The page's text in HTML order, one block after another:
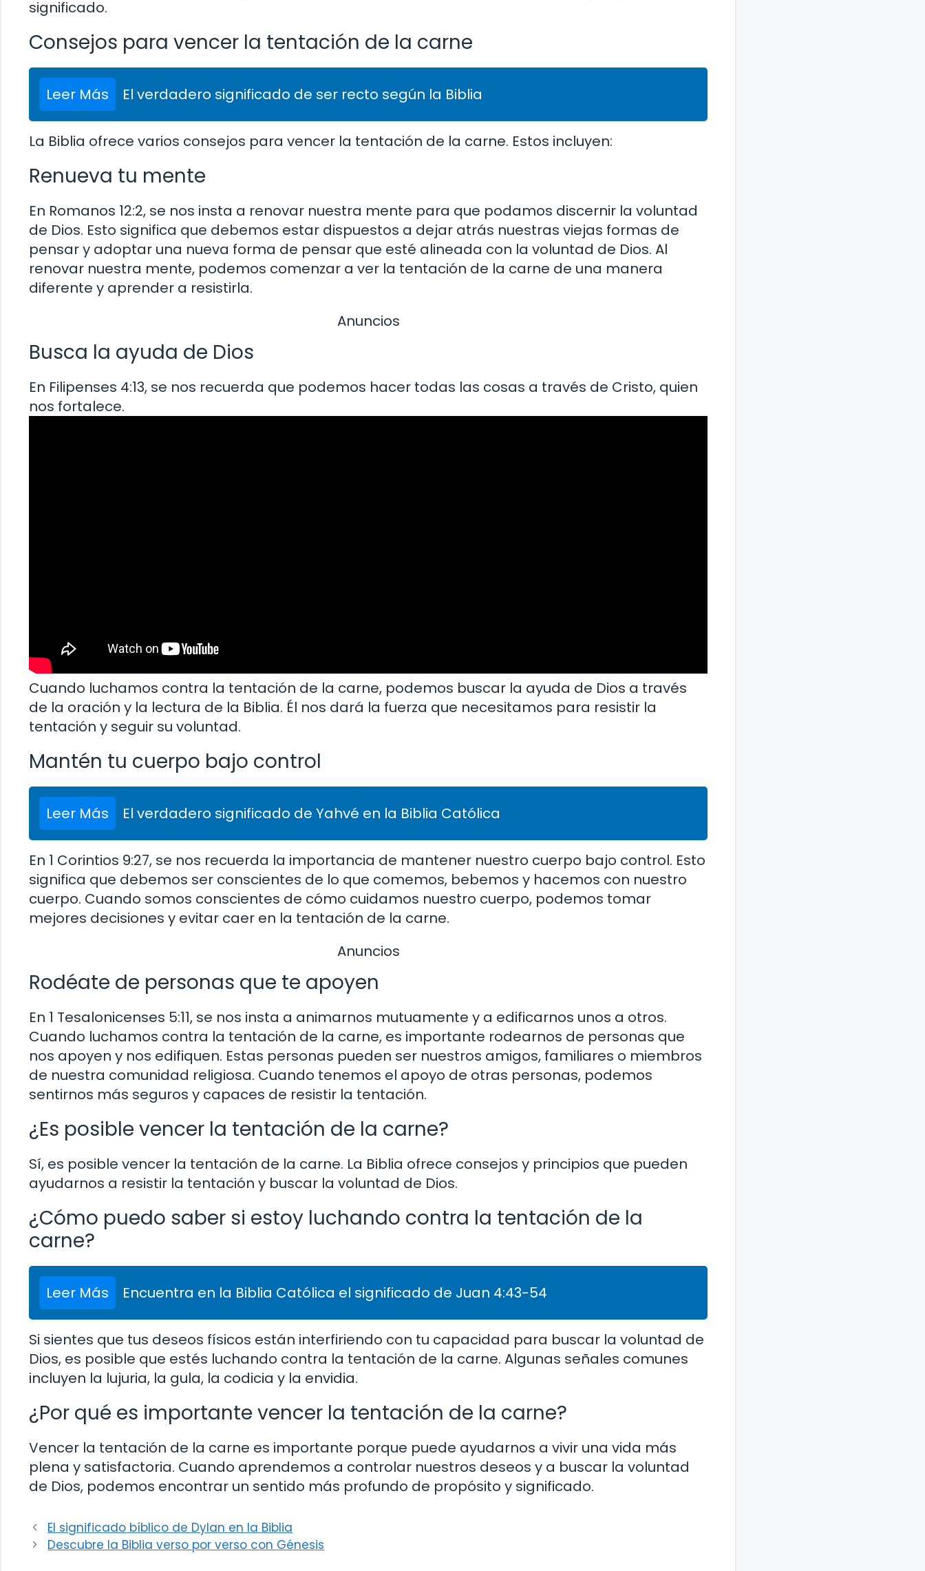
significado.
Consejos para vencer la tentación de la carne
Leer Más El verdadero significado de ser recto según la Biblia
La Biblia ofrece varios consejos para vencer la tentación de la carne. Estos incluyen:
Renueva tu mente
En Romanos 12:2, se nos insta a renovar nuestra mente para que podamos discernir la voluntad
de Dios. Esto significa que debemos estar dispuestos a dejar atrás nuestras viejas formas de
pensar y adoptar una nueva forma de pensar que esté alineada con la voluntad de Dios. Al
renovar nuestra mente, podemos comenzar a ver la tentación de la carne de una manera
diferente y aprender a resistirla.
Anuncios
Busca la ayuda de Dios
En Filipenses 4:13, se nos recuerda que podemos hacer todas las cosas a través de Cristo, quien
nos fortalece.
Cuando luchamos contra la tentación de la carne, podemos buscar la ayuda de Dios a través
de la oración y la lectura de la Biblia. Él nos dará la fuerza que necesitamos para resistir la
tentación y seguir su voluntad.
Mantén tu cuerpo bajo control
Leer Más El verdadero significado de Yahvé en la Biblia Católica
En 1 Corintios 9:27, se nos recuerda la importancia de mantener nuestro cuerpo bajo control. Esto
significa que debemos ser conscientes de lo que comemos, bebemos y hacemos con nuestro
cuerpo. Cuando somos conscientes de cómo cuidamos nuestro cuerpo, podemos tomar
mejores decisiones y evitar caer en la tentación de la carne.
Anuncios
Rodéate de personas que te apoyen
En 1 Tesalonicenses 5:11, se nos insta a animarnos mutuamente y a edificarnos unos a otros.
Cuando luchamos contra la tentación de la carne, es importante rodearnos de personas que
nos apoyen y nos edifiquen. Estas personas pueden ser nuestros amigos, familiares o miembros
de nuestra comunidad religiosa. Cuando tenemos el apoyo de otras personas, podemos
sentirnos más seguros y capaces de resistir la tentación.
¿Es posible vencer la tentación de la carne?
Sí, es posible vencer la tentación de la carne. La Biblia ofrece consejos y principios que pueden
ayudarnos a resistir la tentación y buscar la voluntad de Dios.
¿Cómo puedo saber si estoy luchando contra la tentación de la
carne?
Leer Más Encuentra en la Biblia Católica el significado de Juan 4:43-54
Si sientes que tus deseos físicos están interfiriendo con tu capacidad para buscar la voluntad de
Dios, es posible que estés luchando contra la tentación de la carne. Algunas señales comunes
incluyen la lujuria, la gula, la codicia y la envidia.
¿Por qué es importante vencer la tentación de la carne?
Vencer la tentación de la carne es importante porque puede ayudarnos a vivir una vida más
plena y satisfactoria. Cuando aprendemos a controlar nuestros deseos y a buscar la voluntad
de Dios, podemos encontrar un sentido más profundo de propósito y significado.
El significado bíblico de Dylan en la Biblia
Descubre la Biblia verso por verso con Génesis